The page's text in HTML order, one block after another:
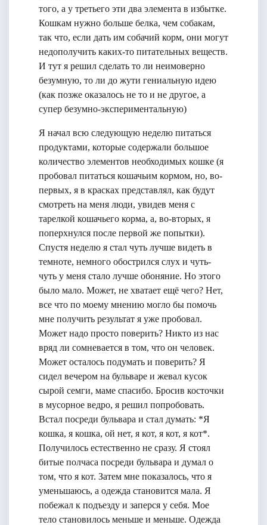
того, а у третьего эти два элемента в избытке.
Кошкам нужно больше белка, чем собакам,
так что, если дать им собачий корм, они могут
недополучить каких-то питательных веществ.
И тут я решил сделать то ли неимоверно
безумную, то ли до жути гениальную идею
(как позже оказалось не то и не другое, а
супер безумно-экспериментальную)
Я начал всю следующую неделю питаться
продуктами, которые содержали большое
количество элементов необходимых кошке (я
пробовал питаться кошачьим кормом, но, во-
первых, я в красках представлял, как будут
смотреть на меня люди, увидев меня с
тарелкой кошачьего корма, а, во-вторых, я
поперхнулся после первой же попытки).
Спустя неделю я стал чуть лучше видеть в
темноте, немного обострился слух и чуть-
чуть у меня стало лучше обоняние. Но этого
было мало. Может, не хватает ещё чего? Нет,
все что по моему мнению могло бы помочь
мне получить результат я уже пробовал.
Может надо просто поверить? Никто из нас
вряд ли сомневается в том, что он человек.
Может осталось подумать и поверить? Я
сидел вечером на бульваре и жевал кусок
сырой семги, маме спасибо. Бросив косточки
в мусорное ведро, я решил попробовать.
Встал посреди бульвара и стал думать: *Я
кошка, я кошка, ой нет, я кот, я кот, я кот*.
Получилось естественно не сразу. Я стоял
битые полчаса посреди бульвара и думал о
том, что я кот. Затем мне показалось, что я
уменьшаюсь, а одежда становится мала. Я
побежал к подъезду и заперся у себя. Мое
тело становилось меньше и меньше. Одежда